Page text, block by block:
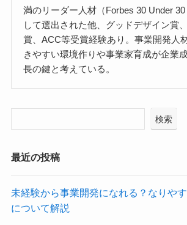
満のリーダー人材（Forbes 30 Under 30
して選出された他、グッドデザイン賞
賞、ACC等受賞経験あり。事業開発人
きやすい環境作りや事業家育成が企業
長の鍵と考えている。
検索
最近の投稿
未経験から事業開発になれる？なりや
について解説